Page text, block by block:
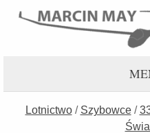
Lotnictwo/ Szybowce/